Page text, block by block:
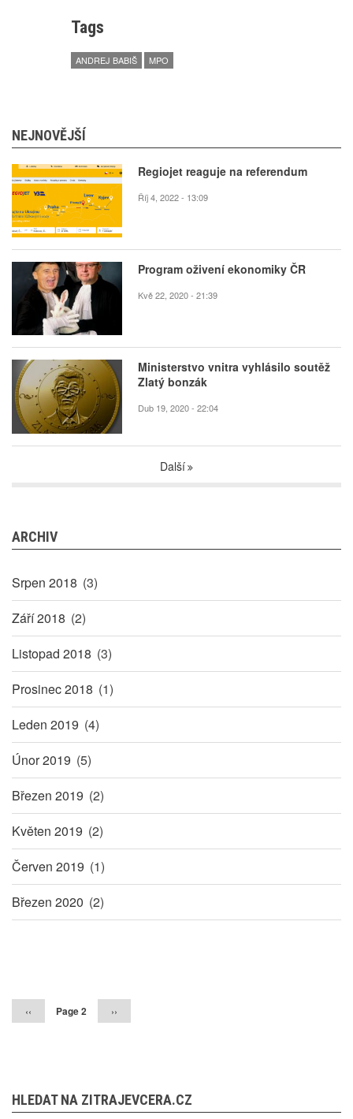
Tags
ANDREJ BABIŠ MPO
NEJNOVĚJŠÍ
Regiojet reaguje na referendum
Říj 4, 2022 - 13:09
Program oživení ekonomiky ČR
Kvě 22, 2020 - 21:39
Ministerstvo vnitra vyhlásilo soutěž
Zlatý bonzák
Dub 19, 2020 - 22:04
Další
ARCHIV
Srpen 2018 (3)
Září 2018 (2)
Listopad 2018 (3)
Prosinec 2018 (1)
Leden 2019 (4)
Únor 2019 (5)
Březen 2019 (2)
Květen 2019 (2)
Červen 2019 (1)
Březen 2020 (2)
Předchozí
stránka
‹‹ Page 2 Následující
stránka
››
HLEDAT NA ZITRAJEVCERA.CZ